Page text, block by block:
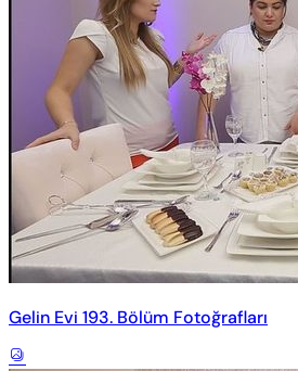
Gelin Evi 193. Bölüm Fotoğrafları